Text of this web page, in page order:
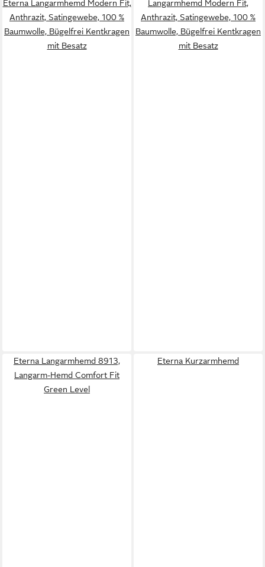
Eterna Langarmhemd Modern Fit,
Anthrazit, Satingewebe, 100 %
Baumwolle, Bügelfrei Kentkragen
mit Besatz
Langarmhemd Modern Fit,
Anthrazit, Satingewebe, 100 %
Baumwolle, Bügelfrei Kentkragen
mit Besatz
Eterna Langarmhemd 8913,
Langarm-Hemd Comfort Fit
Green Level
Eterna Kurzarmhemd